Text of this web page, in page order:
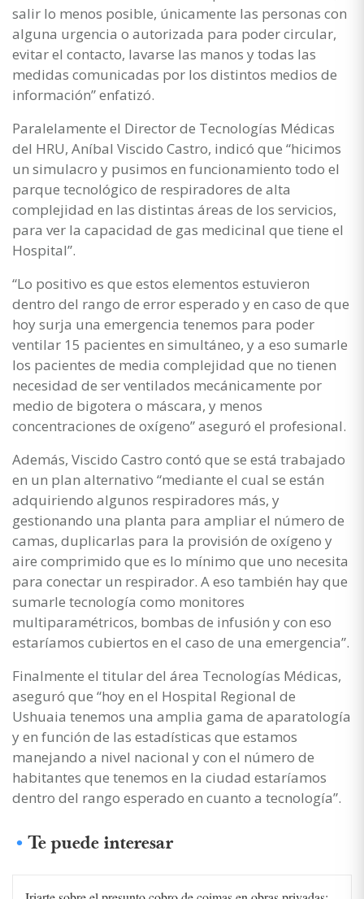
salir lo menos posible, únicamente las personas con
alguna urgencia o autorizada para poder circular,
evitar el contacto, lavarse las manos y todas las
medidas comunicadas por los distintos medios de
información” enfatizó.
Paralelamente el Director de Tecnologías Médicas
del HRU, Aníbal Viscido Castro, indicó que “hicimos
un simulacro y pusimos en funcionamiento todo el
parque tecnológico de respiradores de alta
complejidad en las distintas áreas de los servicios,
para ver la capacidad de gas medicinal que tiene el
Hospital”.
“Lo positivo es que estos elementos estuvieron
dentro del rango de error esperado y en caso de que
hoy surja una emergencia tenemos para poder
ventilar 15 pacientes en simultáneo, y a eso sumarle
los pacientes de media complejidad que no tienen
necesidad de ser ventilados mecánicamente por
medio de bigotera o máscara, y menos
concentraciones de oxígeno” aseguró el profesional.
Además, Viscido Castro contó que se está trabajado
en un plan alternativo “mediante el cual se están
adquiriendo algunos respiradores más, y
gestionando una planta para ampliar el número de
camas, duplicarlas para la provisión de oxígeno y
aire comprimido que es lo mínimo que uno necesita
para conectar un respirador. A eso también hay que
sumarle tecnología como monitores
multiparamétricos, bombas de infusión y con eso
estaríamos cubiertos en el caso de una emergencia”.
Finalmente el titular del área Tecnologías Médicas,
aseguró que “hoy en el Hospital Regional de
Ushuaia tenemos una amplia gama de aparatología
y en función de las estadísticas que estamos
manejando a nivel nacional y con el número de
habitantes que tenemos en la ciudad estaríamos
dentro del rango esperado en cuanto a tecnología”.
Te puede interesar